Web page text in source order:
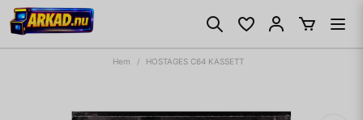
Hem HOSTAGES C64 KASSETT